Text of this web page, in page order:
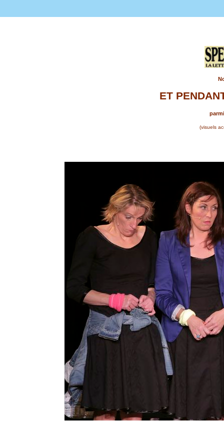
ET
(visuels